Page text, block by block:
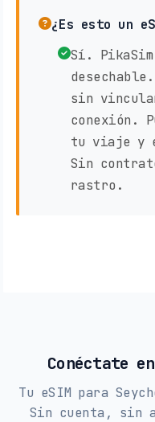
¿Es esto un
Sí.
sin
conexión.
tu viaje y
Sin
rastro.
Conéctate
Tu eSIM para
Sin cuenta, sin